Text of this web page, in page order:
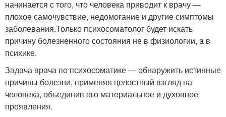
начинается с того, что человека приводит к врачу —
плохое самочувствие, недомогание и другие симптомы
заболевания.Только психосоматолог будет искать
причину болезненного состояния не в физиологии, а в
психике.
Задача врача по психосоматике — обнаружить истинные
причины болезни, применяя целостный взгляд на
человека, объединив его материальное и духовное
проявления.